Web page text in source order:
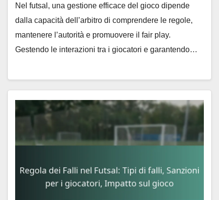
Nel futsal, una gestione efficace del gioco dipende
dalla capacità dell’arbitro di comprendere le regole,
mantenere l’autorità e promuovere il fair play.
Gestendo le interazioni tra i giocatori e garantendo…